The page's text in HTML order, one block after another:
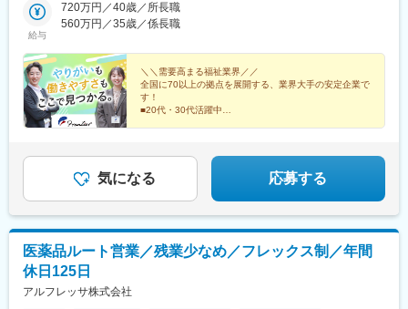
営業所立川営業所八王子営業所【神奈川県】川崎東営業所川崎営
業所横浜北営業所横浜営業所横浜南営業所大和営業所相模原営業
吹田営業所大阪東営業所【奈良県】奈良営業所【兵庫県】神戸営
業所【徳島県】徳島営業所【福岡県】北九州営業所【大分県】大
分営業所
駅、泉体育館駅、北八王子駅、川崎大師駅、中野島駅、東山田
駅、阪東橋駅、港南台駅、鶴間駅、相模原駅、東海大学前駅、尼
センター駅、勝瑞駅、西小倉駅、賀来駅、大森海岸駅、笹塚駅、
大山駅(東京都)、府中本町駅、立飛駅、鈴木町駅、吉野町駅、南林
間駅、志賀本通駅、妙音通駅、吹田駅(東海道本線)、新加美駅、奈
良駅、アイランド北口駅、東門前駅、黄金町駅、清水駅(愛知県)、
桜駅(愛知県)、マリンパーク駅
給与
720万円／40歳／所長職
560万円／35歳／係長職
＼＼需要高まる福祉業界／／
全国に70以上の拠点を展開する、業界大手の安定企業で
す！
■20代・30代活躍中
気になる 応募する
医薬品ルート営業／残業少なめ／フレックス制／年間
休日125日
アルフレッサ株式会社